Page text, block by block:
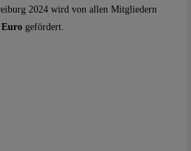
2024 wird von allen Mitgliedern
Euro gefördert.